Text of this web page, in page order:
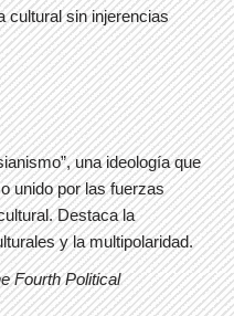
cultural sin injerencias
una ideología que
unido por las fuerzas
Destaca la
y la multipolaridad.
Fourth Political